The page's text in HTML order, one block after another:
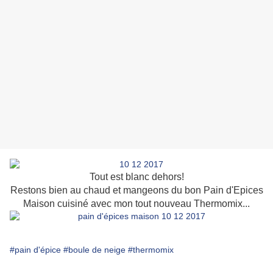
Tout est blanc dehors!
Restons bien au chaud et mangeons du bon Pain d'Epices
Maison cuisiné avec mon tout nouveau Thermomix...
#pain d'épice #boule de neige #thermomix